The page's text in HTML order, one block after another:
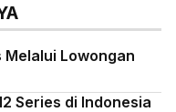
Melalui Lowongan
Series di Indonesia